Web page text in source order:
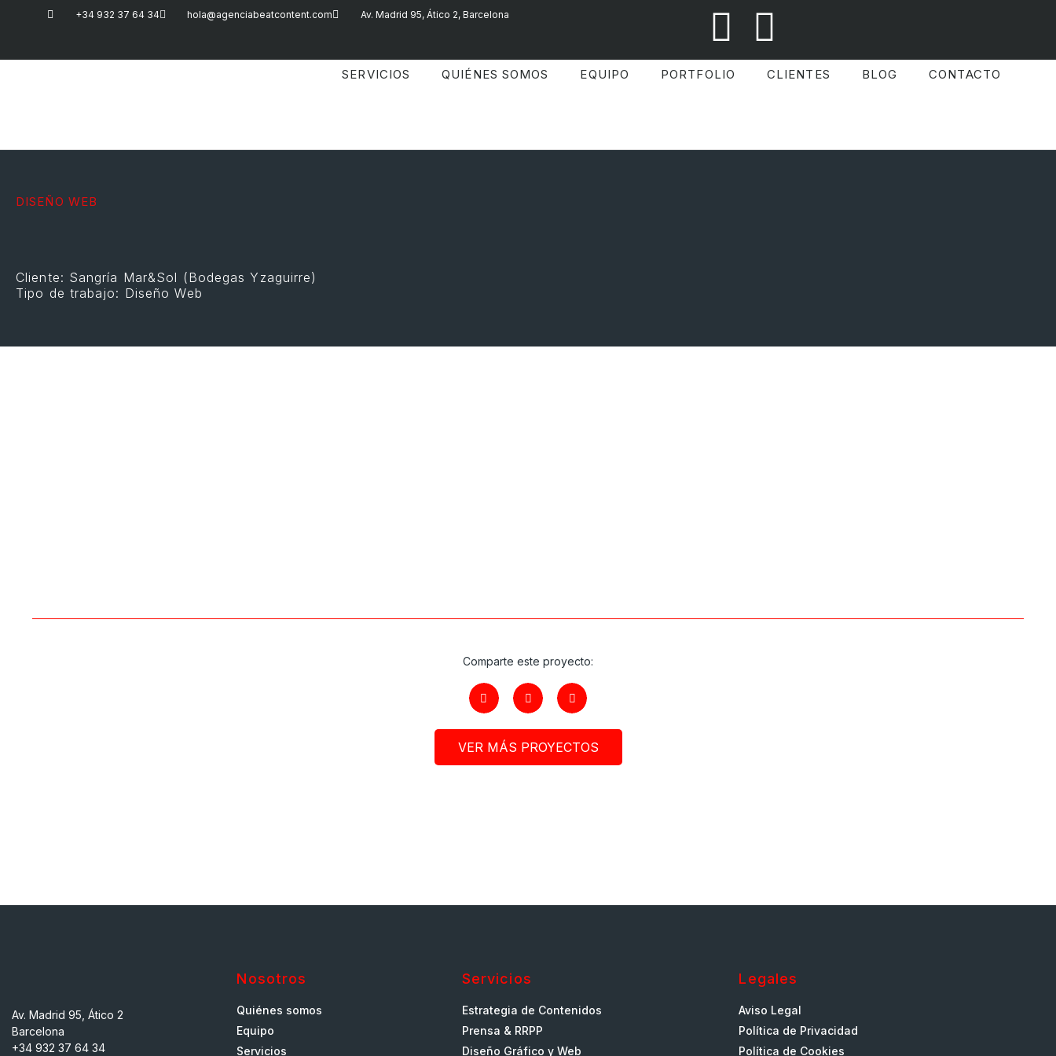
+34 932 37 64 34 hola@agenciabeatcontent.com Av. Madrid 95, Ático 2, Barcelona
SERVICIOS QUIÉNES SOMOS EQUIPO PORTFOLIO CLIENTES BLOG CONTACTO
DISEÑO WEB
Cliente: Sangría Mar&Sol (Bodegas Yzaguirre)
Tipo de trabajo: Diseño Web
Comparte este proyecto:
VER MÁS PROYECTOS
Av. Madrid 95, Ático 2
Barcelona
+34 932 37 64 34
Nosotros
Quiénes somos
Equipo
Servicios
Servicios
Estrategia de Contenidos
Prensa & RRPP
Diseño Gráfico y Web
Legales
Aviso Legal
Política de Privacidad
Política de Cookies